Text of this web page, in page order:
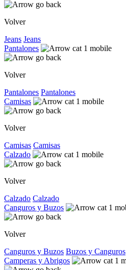
Volver
Jeans Jeans
Pantalones
Volver
Pantalones Pantalones
Camisas
Volver
Camisas Camisas
Calzado
Volver
Calzado Calzado
Canguros y Buzos
Volver
Canguros y Buzos Buzos y Canguros
Camperas y Abrigos